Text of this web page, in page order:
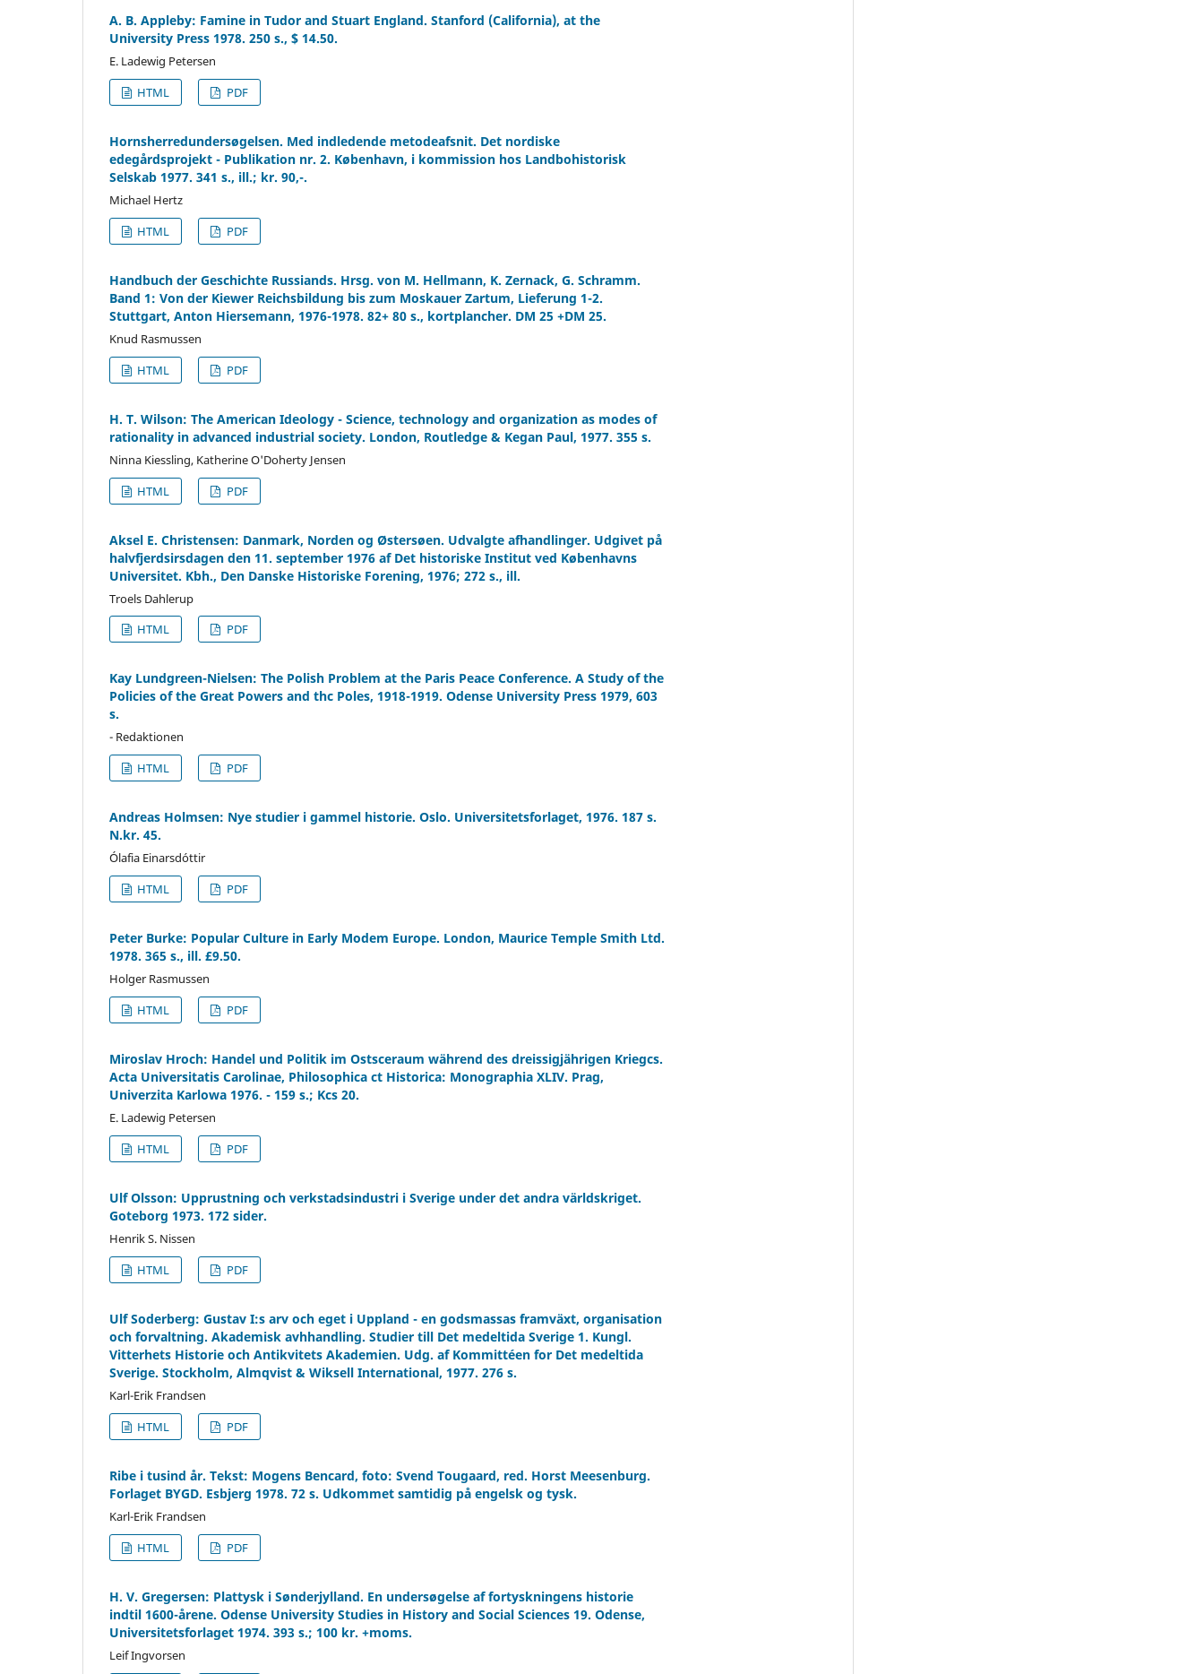
A. B. Appleby: Famine in Tudor and Stuart England. Stanford (California), at the
University Press 1978. 250 s., $ 14.50.
E. Ladewig Petersen
HTML
PDF
Hornsherredundersøgelsen. Med indledende metodeafsnit. Det nordiske
edegårdsprojekt - Publikation nr. 2. København, i kommission hos Landbohistorisk
Selskab 1977. 341 s., ill.; kr. 90,-.
Michael Hertz
HTML
PDF
Handbuch der Geschichte Russiands. Hrsg. von M. Hellmann, K. Zernack, G. Schramm.
Band 1: Von der Kiewer Reichsbildung bis zum Moskauer Zartum, Lieferung 1-2.
Stuttgart, Anton Hiersemann, 1976-1978. 82+ 80 s., kortplancher. DM 25 +DM 25.
Knud Rasmussen
HTML
PDF
H. T. Wilson: The American Ideology - Science, technology and organization as modes of
rationality in advanced industrial society. London, Routledge & Kegan Paul, 1977. 355 s.
Ninna Kiessling, Katherine O'Doherty Jensen
HTML
PDF
Aksel E. Christensen: Danmark, Norden og Østersøen. Udvalgte afhandlinger. Udgivet på
halvfjerdsirsdagen den 11. september 1976 af Det historiske Institut ved Københavns
Universitet. Kbh., Den Danske Historiske Forening, 1976; 272 s., ill.
Troels Dahlerup
HTML
PDF
Kay Lundgreen-Nielsen: The Polish Problem at the Paris Peace Conference. A Study of the
Policies of the Great Powers and thc Poles, 1918-1919. Odense University Press 1979, 603
s.
- Redaktionen
HTML
PDF
Andreas Holmsen: Nye studier i gammel historie. Oslo. Universitetsforlaget, 1976. 187 s.
N.kr. 45.
Ólafia Einarsdóttir
HTML
PDF
Peter Burke: Popular Culture in Early Modem Europe. London, Maurice Temple Smith Ltd.
1978. 365 s., ill. £9.50.
Holger Rasmussen
HTML
PDF
Miroslav Hroch: Handel und Politik im Ostsceraum während des dreissigjährigen Kriegcs.
Acta Universitatis Carolinae, Philosophica ct Historica: Monographia XLIV. Prag,
Univerzita Karlowa 1976. - 159 s.; Kcs 20.
E. Ladewig Petersen
HTML
PDF
Ulf Olsson: Upprustning och verkstadsindustri i Sverige under det andra världskriget.
Goteborg 1973. 172 sider.
Henrik S. Nissen
HTML
PDF
Ulf Soderberg: Gustav I:s arv och eget i Uppland - en godsmassas framväxt, organisation
och forvaltning. Akademisk avhhandling. Studier till Det medeltida Sverige 1. Kungl.
Vitterhets Historie och Antikvitets Akademien. Udg. af Kommittéen for Det medeltida
Sverige. Stockholm, Almqvist & Wiksell International, 1977. 276 s.
Karl-Erik Frandsen
HTML
PDF
Ribe i tusind år. Tekst: Mogens Bencard, foto: Svend Tougaard, red. Horst Meesenburg.
Forlaget BYGD. Esbjerg 1978. 72 s. Udkommet samtidig på engelsk og tysk.
Karl-Erik Frandsen
HTML
PDF
H. V. Gregersen: Plattysk i Sønderjylland. En undersøgelse af fortyskningens historie
indtil 1600-årene. Odense University Studies in History and Social Sciences 19. Odense,
Universitetsforlaget 1974. 393 s.; 100 kr. +moms.
Leif Ingvorsen